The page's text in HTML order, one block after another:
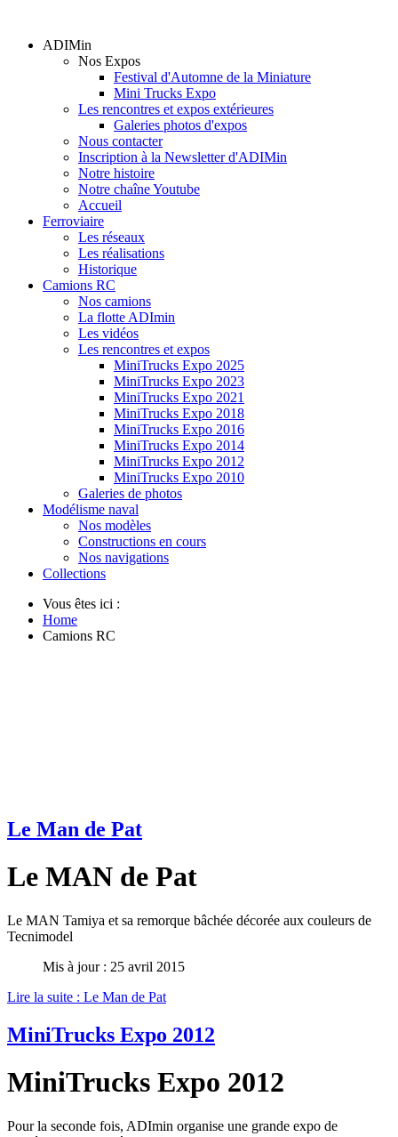
ADIMin
Nos Expos
Festival d'Automne de la Miniature
Mini Trucks Expo
Les rencontres et expos extérieures
Galeries photos d'expos
Nous contacter
Inscription à la Newsletter d'ADIMin
Notre histoire
Notre chaîne Youtube
Accueil
Ferroviaire
Les réseaux
Les réalisations
Historique
Camions RC
Nos camions
La flotte ADImin
Les vidéos
Les rencontres et expos
MiniTrucks Expo 2025
MiniTrucks Expo 2023
MiniTrucks Expo 2021
MiniTrucks Expo 2018
MiniTrucks Expo 2016
MiniTrucks Expo 2014
MiniTrucks Expo 2012
MiniTrucks Expo 2010
Galeries de photos
Modélisme naval
Nos modèles
Constructions en cours
Nos navigations
Collections
Vous êtes ici :
Home
Camions RC
Le Man de Pat
Le MAN de Pat
Le MAN Tamiya et sa remorque bâchée décorée aux couleurs de
Tecnimodel
Mis à jour : 25 avril 2015
Lire la suite : Le Man de Pat
MiniTrucks Expo 2012
MiniTrucks Expo 2012
Pour la seconde fois, ADImin organise une grande expo de